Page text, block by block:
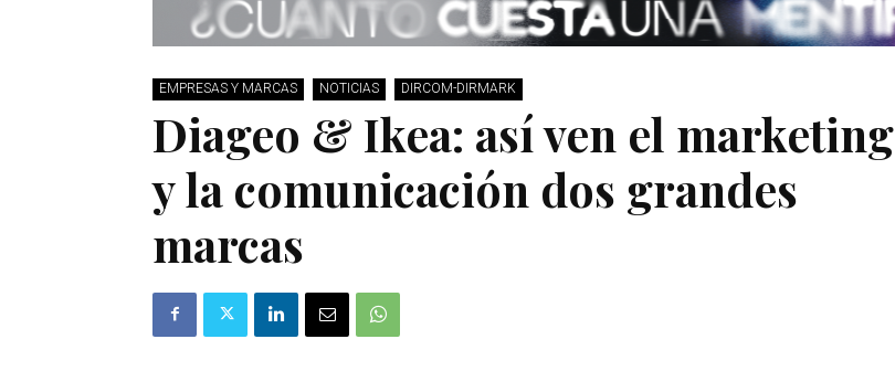
EMPRESAS Y MARCAS NOTICIAS DIRCOM-DIRMARK
Diageo & Ikea: así ven el marketing
y la comunicación dos grandes
marcas